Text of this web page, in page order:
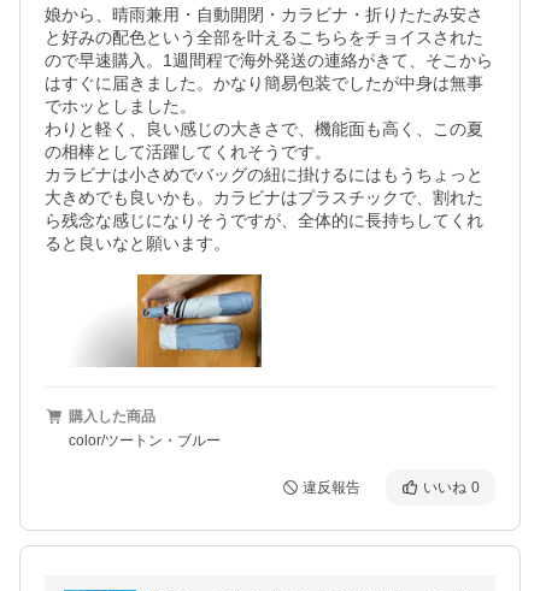
娘から、晴雨兼用・自動開閉・カラビナ・折りたたみ安さ
と好みの配色という全部を叶えるこちらをチョイスされた
ので早速購入。1週間程で海外発送の連絡がきて、そこから
はすぐに届きました。かなり簡易包装でしたが中身は無事
でホッとしました。
わりと軽く、良い感じの大きさで、機能面も高く、この夏
の相棒として活躍してくれそうです。
カラビナは小さめでバッグの紐に掛けるにはもうちょっと
大きめでも良いかも。カラビナはプラスチックで、割れた
ら残念な感じになりそうですが、全体的に長持ちしてくれ
ると良いなと願います。
購入した商品
color/ツートン・ブルー
違反報告 いいね 0